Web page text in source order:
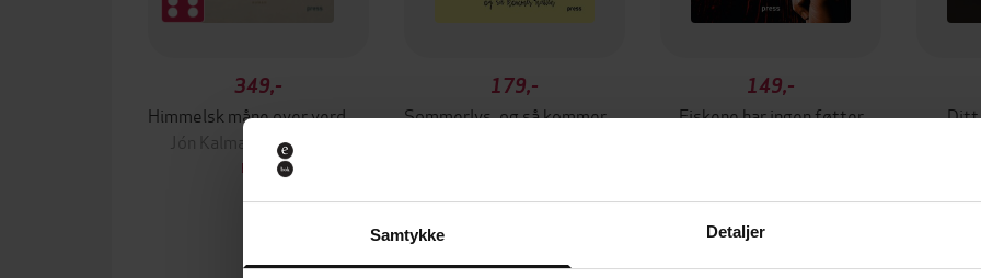
Samtykke Detaljer
349,-
Himmelsk måne over verdens ytterste rand
Jón Kalman Stefánsson
EBOK
179,-
Sommerlys, og så kommer natten
149,-
Fiskene har ingen føtter
Ditt
Jón